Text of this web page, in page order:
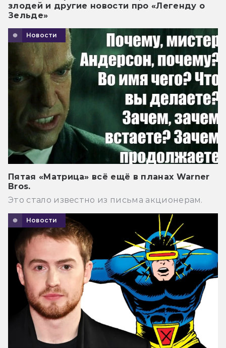
злодей и другие новости про «Легенду о
Зельде»
Новости
Пятая «Матрица» всё ещё в планах Warner
Bros.
Это стало известно из письма акционерам.
Новости